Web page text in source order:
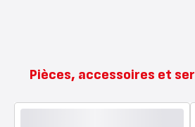
Pièces, accessoires et